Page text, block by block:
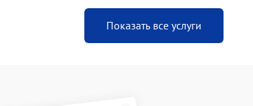
Показать все услуги